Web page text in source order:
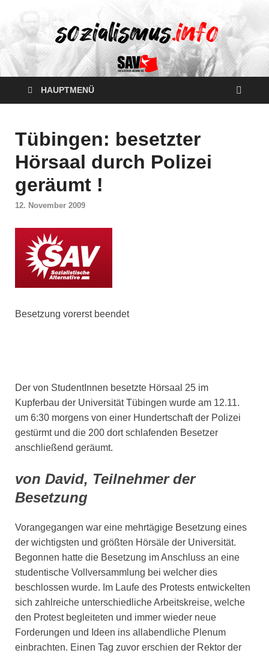
HAUPTMENÜ
Tübingen: besetzter
Hörsaal durch Polizei
geräumt !
12. November 2009
Besetzung vorerst beendet
Der von StudentInnen besetzte Hörsaal 25 im
Kupferbau der Universität Tübingen wurde am 12.11.
um 6:30 morgens von einer Hundertschaft der Polizei
gestürmt und die 200 dort schlafenden Besetzer
anschließend geräumt.
von David, Teilnehmer der
Besetzung
Vorangegangen war eine mehrtägige Besetzung eines
der wichtigsten und größten Hörsäle der Universität.
Begonnen hatte die Besetzung im Anschluss an eine
studentische Vollversammlung bei welcher dies
beschlossen wurde. Im Laufe des Protests entwickelten
sich zahlreiche unterschiedliche Arbeitskreise, welche
den Protest begleiteten und immer wieder neue
Forderungen und Ideen ins allabendliche Plenum
einbrachten. Einen Tag zuvor erschien der Rektor der